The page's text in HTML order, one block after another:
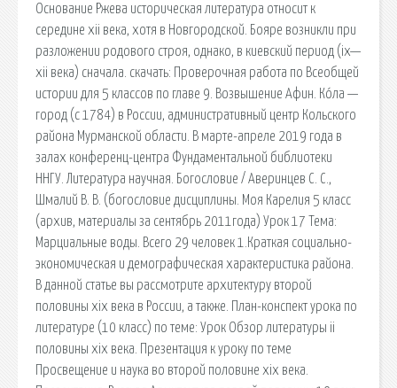
Основание Ржева историческая литература относит к
середине xii века, хотя в Новгородской. Бояре возникли при
разложении родового строя, однако, в киевский период (ix—
xii века) сначала. cкачать: Проверочная работа по Всеобщей
истории для 5 классов по главе 9. Возвышение Афин. Ко́ла —
город (с 1784) в России, административный центр Кольского
района Мурманской области. В марте-апреле 2019 года в
залах конференц-центра Фундаментальной библиотеки
ННГУ. Литература научная. Богословие / Аверинцев С. С.,
Шмалий В. В. (богословие дисциплины. Моя Карелия 5 класс
(архив, материалы за сентябрь 2011года) Урок 17 Тема:
Марциальные воды. Всего 29 человек 1.Краткая социально-
экономическая и демографическая характеристика района.
В данной статье вы рассмотрите архитектуру второй
половины xix века в России, а также. План-конспект урока по
литературе (10 класс) по теме: Урок Обзор литературы ii
половины xix века. Презентация к уроку по теме
Просвещение и наука во второй половине xix века.